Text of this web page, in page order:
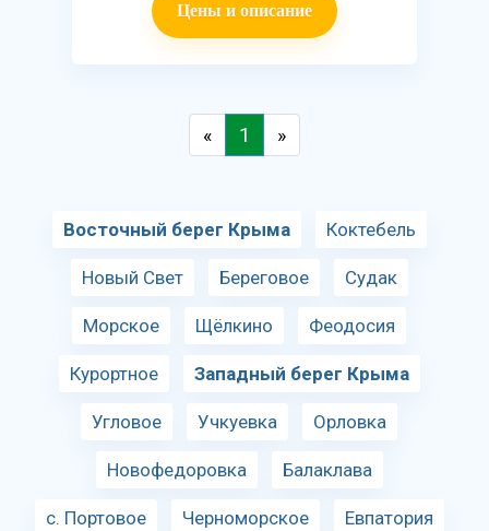
Цены и описание
« 1 »
Восточный берег Крыма Коктебель
Новый Свет Береговое Судак
Морское Щёлкино Феодосия
Курортное Западный берег Крыма
Угловое Учкуевка Орловка
Новофедоровка Балаклава
с. Портовое Черноморское Евпатория